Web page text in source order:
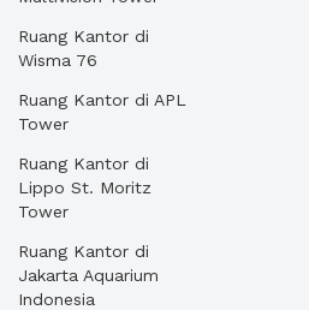
Ruang Kantor di
Wisma 76
Ruang Kantor di APL
Tower
Ruang Kantor di
Lippo St. Moritz
Tower
Ruang Kantor di
Jakarta Aquarium
Indonesia